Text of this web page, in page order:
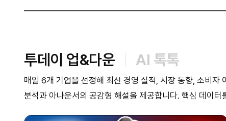
투데이 업&다운 AI 톡톡
매일 6개 기업을 선정해 최신 경영 실적, 시장 동향, 소비
분석과 아나운서의 공감형 해설을 제공합니다. 핵심 데이